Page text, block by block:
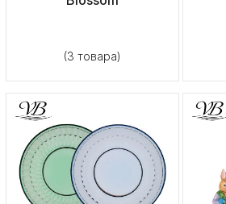
(3 товара)